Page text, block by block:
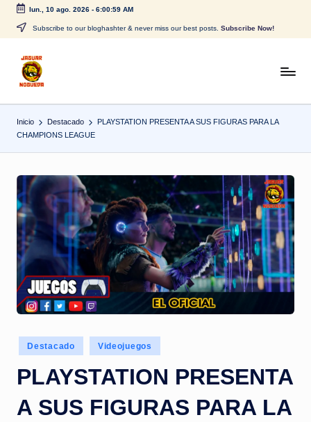
Saltar
contenido
lun., 10 ago. 2026- 6:00:59 AM
Subscribe to our bloghashter & never miss our best posts. Subscribe Now!
J
a
g
u
a
r
N
o
g
u
e
d
a
CONTENIDO
Inicio Destacado
PLAYSTATION PRESENTA A SUS FIGURAS PARA LA
CHAMPIONS LEAGUE
Publicado
en
Destacado Videojuegos
PLAYSTATION PRESENTA
A SUS FIGURAS PARA LA